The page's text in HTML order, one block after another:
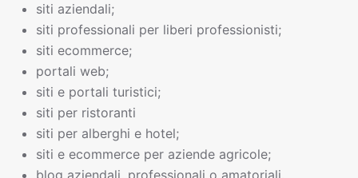
siti aziendali;
siti professionali per liberi professionisti;
siti ecommerce;
portali web;
siti e portali turistici;
siti per ristoranti
siti per alberghi e hotel;
siti e ecommerce per aziende agricole;